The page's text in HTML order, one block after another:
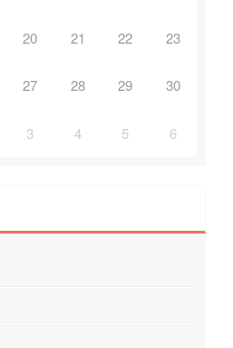
20 21 22 23
27 28 29 30
3 4 5 6